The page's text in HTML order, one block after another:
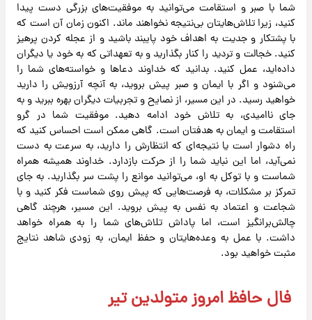
شما با صبر و استقامت می‌توانید به موفقیت‌های بزرگی دست پیدا
کنید، زیرا تلاش‌هایتان بی‌نتیجه نخواهند ماند. اکنون زمان آن است که
با پشتکار و جدیت به اهداف خود پایبند باشید و از عجله کردن پرهیز
کنید. خجالت و تردید را کنار بگذارید و به تعهداتی که به خود یا دیگران
داده‌اید، عمل کنید. بدانید که خداوند دعاها و خواسته‌های شما را
می‌شنود و اگر با ایمان و صبر پیش بروید، به آنچه آرزویش را دارید
خواهید رسید. در این مسیر، از نصایح و تجربیات دیگران بهره ببرید و به
جای ناامیدی، به تلاش خود ادامه دهید. موفقیت شما در گرو
استقامت و ایمان به هدفتان است. گاهی ممکن است احساس کنید که
راه دشوار است یا نتیجه‌ای که انتظارش را دارید، به سرعت به دست
نمی‌آید، اما این نباید شما را از حرکت بازدارد. خداوند همیشه همراه
شماست و با توکل به او، می‌توانید موانع را پشت سر بگذارید. به جای
تمرکز بر مشکلات، به فرصت‌هایی که پیش روی شماست فکر کنید و با
شجاعت و اعتماد به نفس به پیش بروید. این مسیر، هرچند گاهی
چالش‌برانگیز است، اما پاداش تلاش‌های شما را به همراه خواهد
داشت. با عمل به وعده‌هایتان و حفظ ایمان، به زودی شاهد نتایج
مثبت خواهید بود.
فال حافظ امروز متولدین تیر